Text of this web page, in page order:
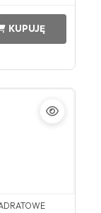
KUPUJĘ